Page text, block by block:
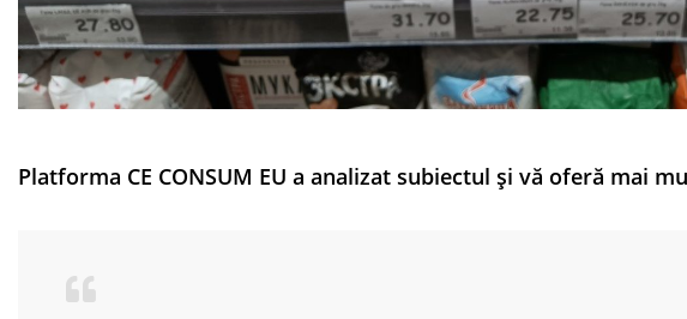
Platforma CE CONSUM EU a analizat subiectul și vă oferă mai